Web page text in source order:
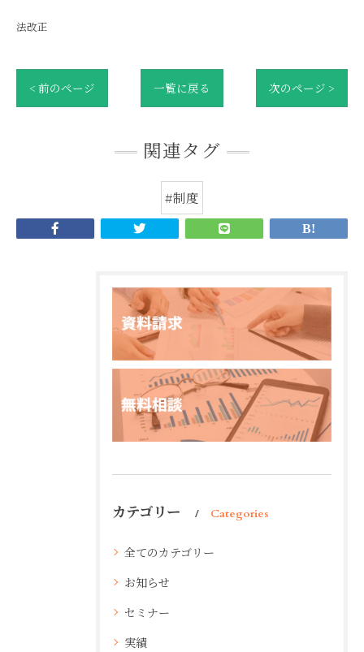
法改正
< 前のページ 一覧に戻る 次のページ >
関連タグ
#制度
カテゴリー Categories
全てのカテゴリー
お知らせ
セミナー
実績